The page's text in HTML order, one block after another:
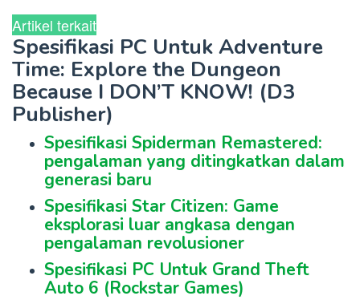
Artikel terkait
Spesifikasi PC Untuk Adventure
Time: Explore the Dungeon
Because I DON’T KNOW! (D3
Publisher)
Spesifikasi Spiderman Remastered:
pengalaman yang ditingkatkan dalam
generasi baru
Spesifikasi Star Citizen: Game
eksplorasi luar angkasa dengan
pengalaman revolusioner
Spesifikasi PC Untuk Grand Theft
Auto 6 (Rockstar Games)